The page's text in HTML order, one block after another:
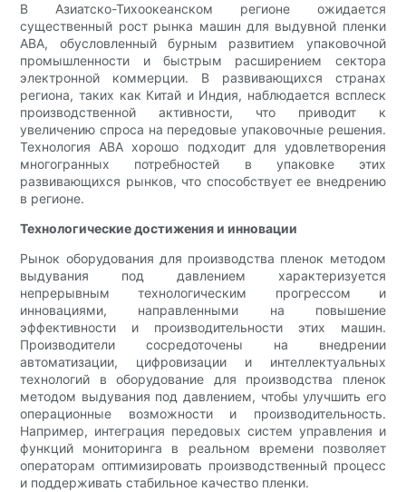
В Азиатско-Тихоокеанском регионе ожидается
существенный рост рынка машин для выдувной пленки
ABA, обусловленный бурным развитием упаковочной
промышленности и быстрым расширением сектора
электронной коммерции. В развивающихся странах
региона, таких как Китай и Индия, наблюдается всплеск
производственной активности, что приводит к
увеличению спроса на передовые упаковочные решения.
Технология ABA хорошо подходит для удовлетворения
многогранных потребностей в упаковке этих
развивающихся рынков, что способствует ее внедрению
в регионе.
Технологические достижения и инновации
Рынок оборудования для производства пленок методом
выдувания под давлением характеризуется
непрерывным технологическим прогрессом и
инновациями, направленными на повышение
эффективности и производительности этих машин.
Производители сосредоточены на внедрении
автоматизации, цифровизации и интеллектуальных
технологий в оборудование для производства пленок
методом выдувания под давлением, чтобы улучшить его
операционные возможности и производительность.
Например, интеграция передовых систем управления и
функций мониторинга в реальном времени позволяет
операторам оптимизировать производственный процесс
и поддерживать стабильное качество пленки.